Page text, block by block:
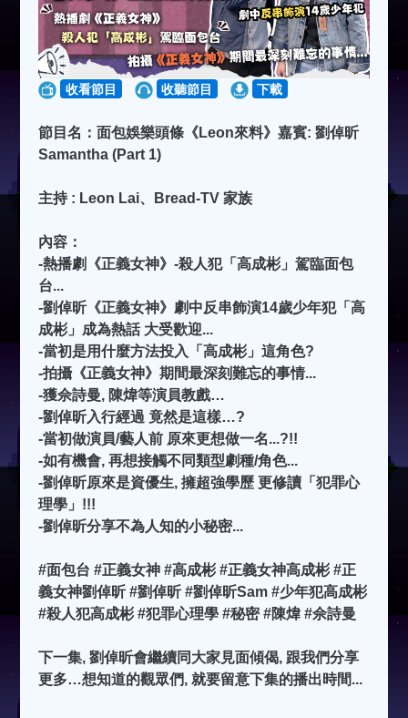
收看節目 收聽節目 下載
節目名：面包娛樂頭條《Leon來料》嘉賓: 劉倬昕
Samantha (Part 1)
主持 : Leon Lai、Bread-TV 家族
內容：
-熱播劇《正義女神》-殺人犯「高成彬」駕臨面包
台...
-劉倬昕《正義女神》劇中反串飾演14歲少年犯「高
成彬」成為熱話 大受歡迎...
-當初是用什麼方法投入「高成彬」這角色?
-拍攝《正義女神》期間最深刻難忘的事情...
-獲佘詩曼, 陳煒等演員教戲…
-劉倬昕入行經過 竟然是這樣…?
-當初做演員/藝人前 原來更想做一名...?!!
-如有機會, 再想接觸不同類型劇種/角色...
-劉倬昕原來是資優生, 擁超強學歷 更修讀「犯罪心
理學」!!!
-劉倬昕分享不為人知的小秘密...
#面包台 #正義女神 #高成彬 #正義女神高成彬 #正
義女神劉倬昕 #劉倬昕 #劉倬昕Sam #少年犯高成彬
#殺人犯高成彬 #犯罪心理學 #秘密 #陳煒 #佘詩曼
下一集, 劉倬昕會繼續同大家見面傾偈, 跟我們分享
更多…想知道的觀眾們, 就要留意下集的播出時間...